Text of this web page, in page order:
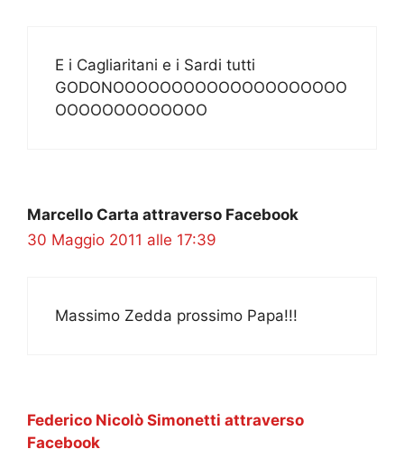
E i Cagliaritani e i Sardi tutti
GODONOOOOOOOOOOOOOOOOOOOO
OOOOOOOOOOOOO
Marcello Carta attraverso Facebook
30 Maggio 2011 alle 17:39
Massimo Zedda prossimo Papa!!!
Federico Nicolò Simonetti attraverso
Facebook